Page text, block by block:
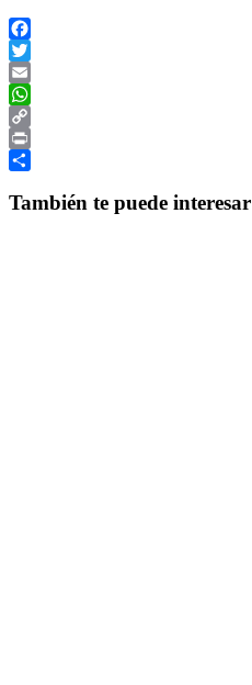
Facebook
Twitter
Email
WhatsApp
Copy
Link
Print
También te puede interesar